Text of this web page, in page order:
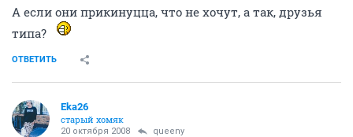
А если они прикинуцца, что не хочут, а так, друзья
типа?
ОТВЕТИТЬ
Eka26
старый хомяк
20 октября 2008 queeny